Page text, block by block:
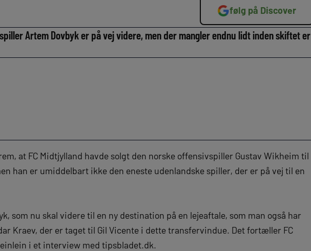
følg på Discover
Artem Dovbyk er på vej videre, men der mangler endnu lidt inden skiftet er
at FC Midtjylland havde solgt den norske offensivspiller Gustav Wikheim til
han er umiddelbart ikke den eneste udenlandske spiller, der er på vej til en
som nu skal videre til en ny destination på en lejeaftale, som man også har
Kraev, der er taget til Gil Vicente i dette transfervindue. Det fortæller FC
i et interview med tipsbladet.dk.